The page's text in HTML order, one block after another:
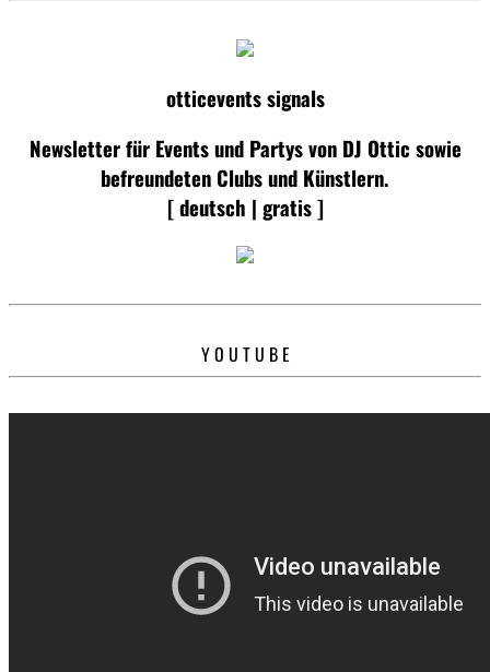
otticevents signals
Newsletter für Events und Partys von DJ Ottic sowie
befreundeten Clubs und Künstlern.
[ deutsch | gratis ]
Y O U T U B E